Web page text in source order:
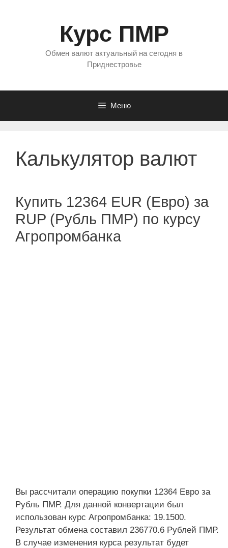
Курс ПМР
Обмен валют актуальный на сегодня в
Приднестровье
Меню
Калькулятор валют
Купить 12364 EUR (Евро) за
RUP (Рубль ПМР) по курсу
Агропромбанка
Вы рассчитали операцию покупки 12364 Евро за
Рубль ПМР. Для данной конвертации был
использован курс Агропромбанка: 19.1500.
Результат обмена составил 236770.6 Рублей ПМР.
В случае изменения курса результат будет